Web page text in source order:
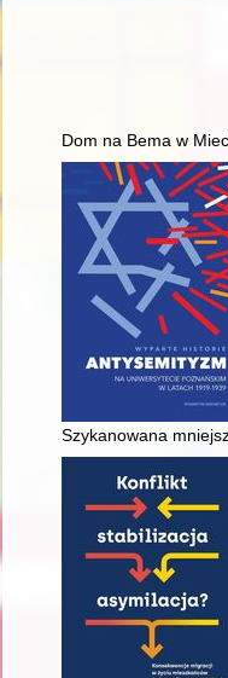
Dom na Bema w
Szykanowana